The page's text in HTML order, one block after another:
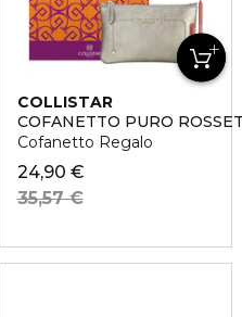
COLLISTAR
COFANETTO PURO
Cofanetto Regalo
24,90 €
35,57 €